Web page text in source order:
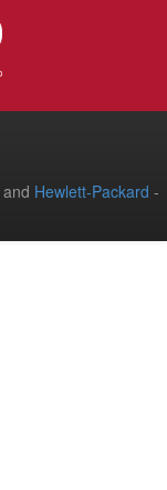
and Hewlett-Packard -